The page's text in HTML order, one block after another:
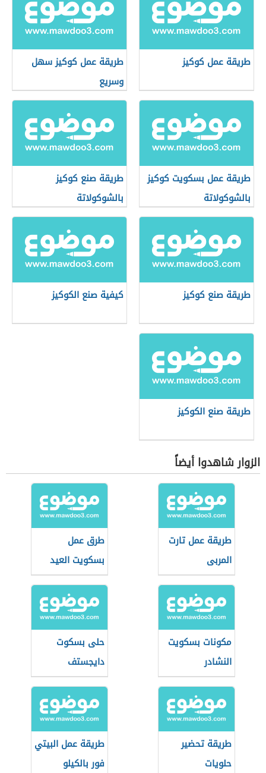
طريقة عمل كوكيز
طريقة عمل كوكيز سهل
وسريع
طريقة عمل بسكويت كوكيز
بالشوكولاتة
طريقة صنع كوكيز
بالشوكولاتة
طريقة صنع كوكيز كيفية صنع الكوكيز
طريقة صنع الكوكيز
الزوار شاهدوا أيضاً
طريقة عمل تارت
المربى
طرق عمل
بسكويت العيد
مكونات بسكويت
النشادر
حلى بسكوت
دايجستف
طريقة تحضير
حلويات
طريقة عمل البيتي
فور بالكيلو